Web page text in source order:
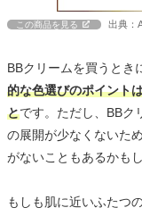
この商品を見る 出典：
BBクリームを買うとき
的な色選びのポイント
とです。ただし、BBク
の展開が少なくないた
がないこともあるかも
もしも肌に近いふたつ